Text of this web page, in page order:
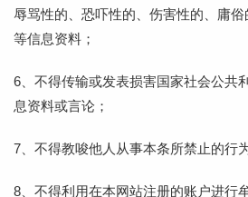
辱骂性的、恐吓性的、伤害性的、庸
等信息资料；
6、不得传输或发表损害国家社会公共
息资料或言论；
7、不得教唆他人从事本条所禁止的行
8、不得利用在本网站注册的账户进行